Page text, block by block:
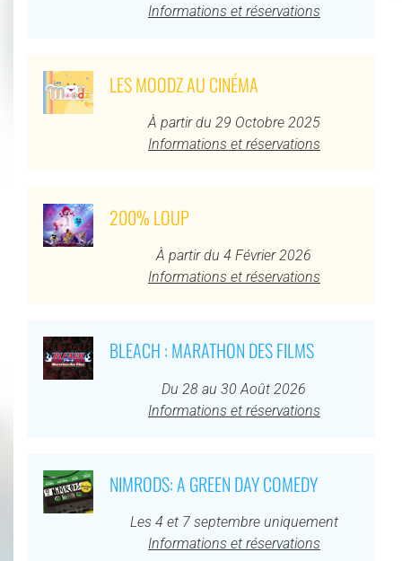
Informations et réservations
LES MOODZ AU CINÉMA
À partir du 29 Octobre 2025
Informations et réservations
200% LOUP
À partir du 4 Février 2026
Informations et réservations
BLEACH : MARATHON DES FILMS
Du 28 au 30 Août 2026
Informations et réservations
NIMRODS: A GREEN DAY COMEDY
Les 4 et 7 septembre uniquement
Informations et réservations